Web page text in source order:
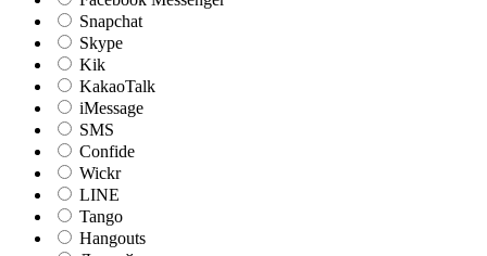
Snapchat
Skype
Kik
KakaoTalk
iMessage
SMS
Confide
Wickr
LINE
Tango
Hangouts